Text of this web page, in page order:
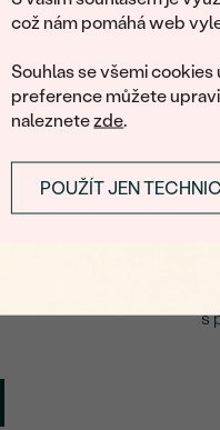
což nám pomáhá web
Souhlas se všemi
preference můžete
naleznetezde.
POUŽÍT JEN
vás stále čeká množství
s